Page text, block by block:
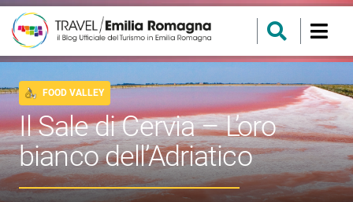
FOOD VALLEY
Il Sale di Cervia – L’oro
bianco dell’Adriatico